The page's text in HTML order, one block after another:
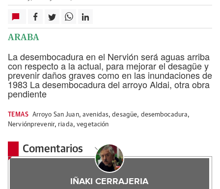
ARABA
La desembocadura en el Nervión será aguas arriba
con respecto a la actual, para mejorar el desagüe y
prevenir daños graves como en las inundaciones de
1983 La desembocadura del arroyo Aldai, otra obra
pendiente
TEMAS Arroyo San Juan,avenidas,desagüe, desembocadura,
Nerviónprevenir, riada,vegetación
Comentarios
IÑAKI CERRAJERIA